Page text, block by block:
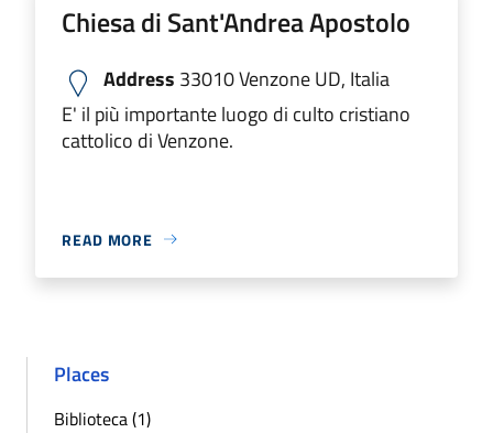
Chiesa di Sant'Andrea Apostolo
Address 33010 Venzone UD, Italia
E' il più importante luogo di culto cristiano
cattolico di Venzone.
READ MORE
Places
Biblioteca (1)